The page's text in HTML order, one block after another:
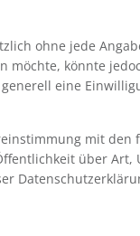
ohne jede
möchte, könnte
eine
mit den
über Art,